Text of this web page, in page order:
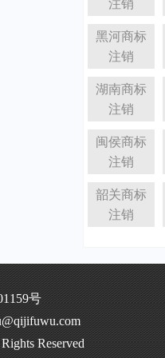
注销
黑河商标
注销
湖南商标
注销
闽侯商标
注销
韶关商标
注销
号
Reserved